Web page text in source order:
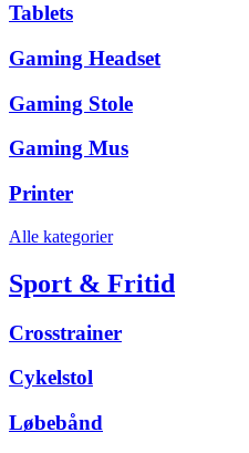
Tablets
Gaming Headset
Gaming Stole
Gaming Mus
Printer
Alle kategorier
Sport & Fritid
Crosstrainer
Cykelstol
Løbebånd